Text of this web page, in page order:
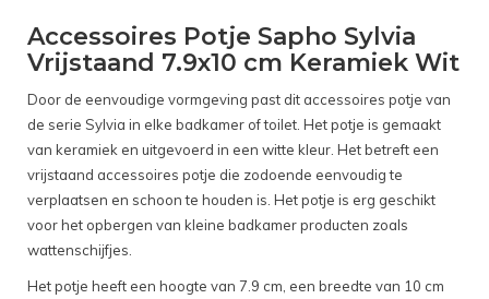
Accessoires Potje Sapho Sylvia
Vrijstaand 7.9x10 cm Keramiek Wit
Door de eenvoudige vormgeving past dit accessoires potje van
de serie Sylvia in elke badkamer of toilet. Het potje is gemaakt
van keramiek en uitgevoerd in een witte kleur. Het betreft een
vrijstaand accessoires potje die zodoende eenvoudig te
verplaatsen en schoon te houden is. Het potje is erg geschikt
voor het opbergen van kleine badkamer producten zoals
wattenschijfjes.
Het potje heeft een hoogte van 7.9 cm, een breedte van 10 cm